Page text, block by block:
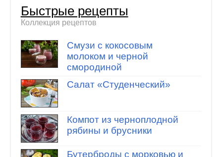
Быстрые рецепты
Коллекция рецептов
Смузи с кокосовым
молоком и черной
смородиной
Салат «Студенческий»
Компот из черноплодной
рябины и брусники
Бутерброды с морковью и